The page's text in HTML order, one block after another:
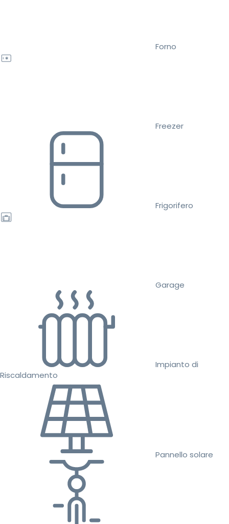
Forno
Freezer
Frigorifero
Garage
Impianto di
Riscaldamento
Pannello solare